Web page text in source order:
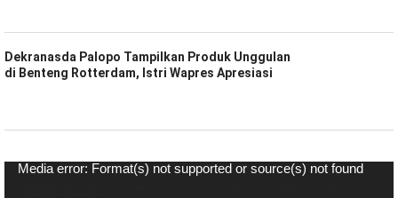
Dekranasda Palopo Tampilkan Produk Unggulan
di Benteng Rotterdam, Istri Wapres Apresiasi
Pemutar
Media error: Format(s) not supported or source(s) not found